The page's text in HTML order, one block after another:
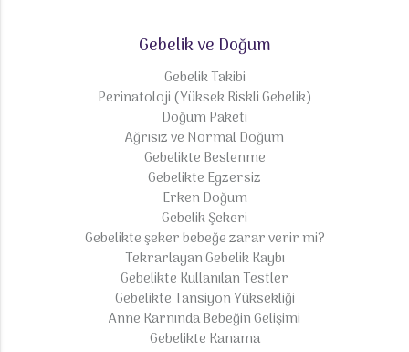
Gebelik ve Doğum
Gebelik Takibi
Perinatoloji (Yüksek Riskli Gebelik)
Doğum Paketi
Ağrısız ve Normal Doğum
Gebelikte Beslenme
Gebelikte Egzersiz
Erken Doğum
Gebelik Şekeri
Gebelikte şeker bebeğe zarar verir mi?
Tekrarlayan Gebelik Kaybı
Gebelikte Kullanılan Testler
Gebelikte Tansiyon Yüksekliği
Anne Karnında Bebeğin Gelişimi
Gebelikte Kanama